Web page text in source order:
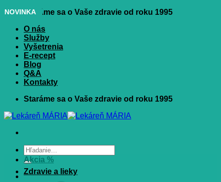
Skip
content
Staráme sa o Vaše zdravie od roku 1995
O nás
Služby
Vyšetrenia
E-recept
Blog
Q&A
Kontakty
Staráme sa o Vaše zdravie od roku 1995
Hľadať:
Akcia %
Zdravie a lieky
NOVINKA